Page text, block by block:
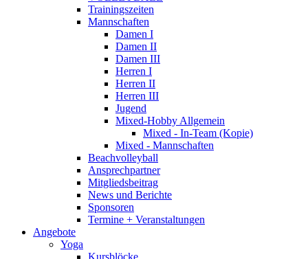
Trainingszeiten
Mannschaften
Damen I
Damen II
Damen III
Herren I
Herren II
Herren III
Jugend
Mixed-Hobby Allgemein
Mixed - In-Team (Kopie)
Mixed - Mannschaften
Beachvolleyball
Ansprechpartner
Mitgliedsbeitrag
News und Berichte
Sponsoren
Termine + Veranstaltungen
Angebote
Yoga
Kursblöcke